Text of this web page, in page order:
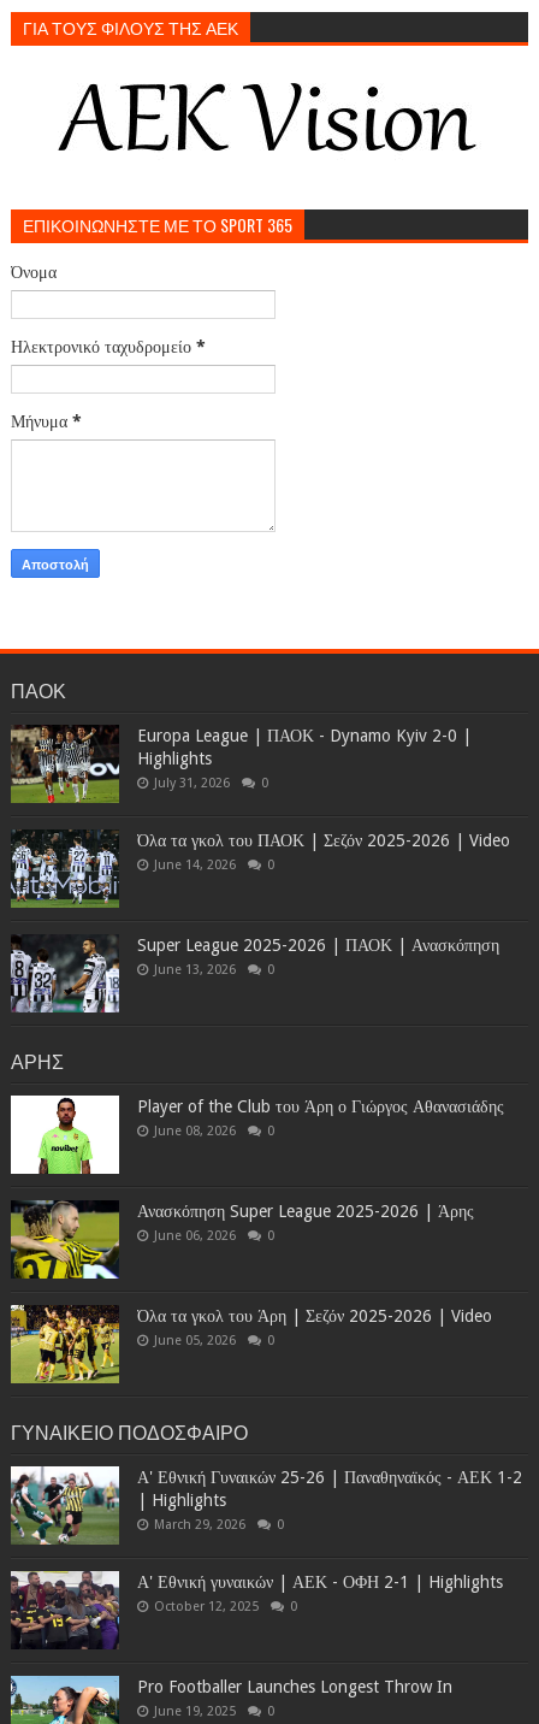
ΓΙΑ ΤΟΥΣ ΦΙΛΟΥΣ ΤΗΣ ΑΕΚ
ΕΠΙΚΟΙΝΩΝΗΣΤΕ ΜΕ ΤΟ SPORT 365
Όνομα
Ηλεκτρονικό ταχυδρομείο *
Μήνυμα *
ΠΑΟΚ
Europa League | ΠΑΟΚ - Dynamo Kyiv 2-0 |
Highlights
July 31, 2026 0
Όλα τα γκολ του ΠΑΟΚ | Σεζόν 2025-2026 | Video
June 14, 2026 0
Super League 2025-2026 | ΠΑΟΚ | Ανασκόπηση
June 13, 2026 0
ΑΡΗΣ
Player of the Club του Άρη ο Γιώργος Αθανασιάδης
June 08, 2026 0
Ανασκόπηση Super League 2025-2026 | Άρης
June 06, 2026 0
Όλα τα γκολ του Άρη | Σεζόν 2025-2026 | Video
June 05, 2026 0
ΓΥΝΑΙΚΕΙΟ ΠΟΔΟΣΦΑΙΡΟ
Α' Εθνική Γυναικών 25-26 | Παναθηναϊκός - ΑΕΚ 1-2
| Highlights
March 29, 2026 0
Α' Εθνική γυναικών | ΑΕΚ - ΟΦΗ 2-1 | Highlights
October 12, 2025 0
Pro Footballer Launches Longest Throw In
June 19, 2025 0